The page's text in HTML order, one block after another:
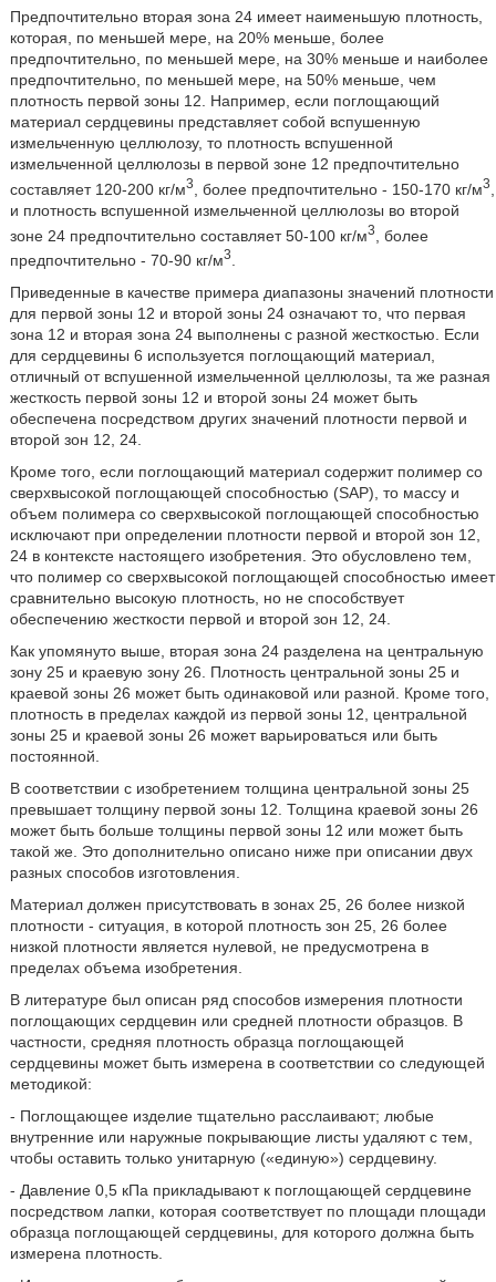
Предпочтительно вторая зона 24 имеет наименьшую плотность,
которая, по меньшей мере, на 20% меньше, более
предпочтительно, по меньшей мере, на 30% меньше и наиболее
предпочтительно, по меньшей мере, на 50% меньше, чем
плотность первой зоны 12. Например, если поглощающий
материал сердцевины представляет собой вспушенную
измельченную целлюлозу, то плотность вспушенной
измельченной целлюлозы в первой зоне 12 предпочтительно
составляет 120-200 кг/м3 , более предпочтительно - 150-170 кг/м3
и плотность вспушенной измельченной целлюлозы во второй
зоне 24 предпочтительно составляет 50-100 кг/м3
, более
предпочтительно - 70-90 кг/м3
Приведенные в качестве примера диапазоны значений плотности
для первой зоны 12 и второй зоны 24 означают то, что первая
зона 12 и вторая зона 24 выполнены с разной жесткостью. Если
для сердцевины 6 используется поглощающий материал,
отличный от вспушенной измельченной целлюлозы, та же разная
жесткость первой зоны 12 и второй зоны 24 может быть
обеспечена посредством других значений плотности первой и
второй зон 12, 24.
Кроме того, если поглощающий материал содержит полимер со
сверхвысокой поглощающей способностью (SAP), то массу и
объем полимера со сверхвысокой поглощающей способностью
исключают при определении плотности первой и второй зон 12,
24 в контексте настоящего изобретения. Это обусловлено тем,
что полимер со сверхвысокой поглощающей способностью имеет
сравнительно высокую плотность, но не способствует
обеспечению жесткости первой и второй зон 12, 24.
Как упомянуто выше, вторая зона 24 разделена на центральную
зону 25 и краевую зону 26. Плотность центральной зоны 25 и
краевой зоны 26 может быть одинаковой или разной. Кроме того,
плотность в пределах каждой из первой зоны 12, центральной
зоны 25 и краевой зоны 26 может варьироваться или быть
постоянной.
В соответствии с изобретением толщина центральной зоны 25
превышает толщину первой зоны 12. Толщина краевой зоны 26
может быть больше толщины первой зоны 12 или может быть
такой же. Это дополнительно описано ниже при описании двух
разных способов изготовления.
Материал должен присутствовать в зонах 25, 26 более низкой
плотности - ситуация, в которой плотность зон 25, 26 более
низкой плотности является нулевой, не предусмотрена в
пределах объема изобретения.
В литературе был описан ряд способов измерения плотности
поглощающих сердцевин или средней плотности образцов. В
частности, средняя плотность образца поглощающей
сердцевины может быть измерена в соответствии со следующей
методикой:
- Поглощающее изделие тщательно расслаивают; любые
внутренние или наружные покрывающие листы удаляют с тем,
чтобы оставить только унитарную («единую») сердцевину.
- Давление 0,5 кПа прикладывают к поглощающей сердцевине
посредством лапки, которая соответствует по площади площади
образца поглощающей сердцевины, для которого должна быть
измерена плотность.